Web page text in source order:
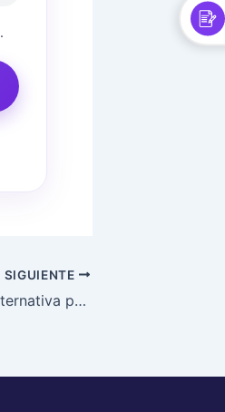
.
SIGUIENTE
Gimnasia Cerebral: Alternativa práctica para desacelerar el deterioro cognitivo